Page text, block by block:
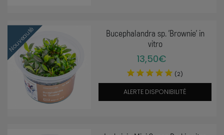
Nouveauté
Bucephalandra sp. ’Brownie’ in
vitro
13,50€
(2)
ALERTE DISPONIBILITÉ